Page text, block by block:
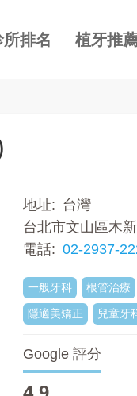
所排名 植牙推
地址
台灣
台北市文山區木
電話
02-2937-
一般牙科 根管治療
隱適美矯正 兒童牙
Google 評分